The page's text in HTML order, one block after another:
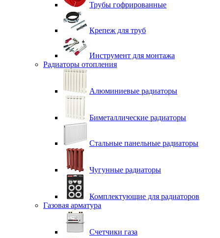
Трубы гофрированные
Крепеж для труб
Инструмент для монтажа
Радиаторы отопления
Алюминиевые радиаторы
Биметаллические радиаторы
Стальные панельные радиаторы
Чугунные радиаторы
Комплектующие для радиаторов
Газовая арматура
Счетчики газа